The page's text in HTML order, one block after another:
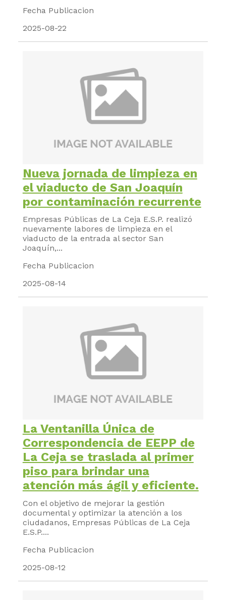
Fecha Publicacion
2025-08-22
Nueva jornada de limpieza en
el viaducto de San Joaquín
por contaminación recurrente
Empresas Públicas de La Ceja E.S.P. realizó
nuevamente labores de limpieza en el
viaducto de la entrada al sector San
Joaquín,...
Fecha Publicacion
2025-08-14
La Ventanilla Única de
Correspondencia de EEPP de
La Ceja se traslada al primer
piso para brindar una
atención más ágil y eficiente.
Con el objetivo de mejorar la gestión
documental y optimizar la atención a los
ciudadanos, Empresas Públicas de La Ceja
E.S.P....
Fecha Publicacion
2025-08-12